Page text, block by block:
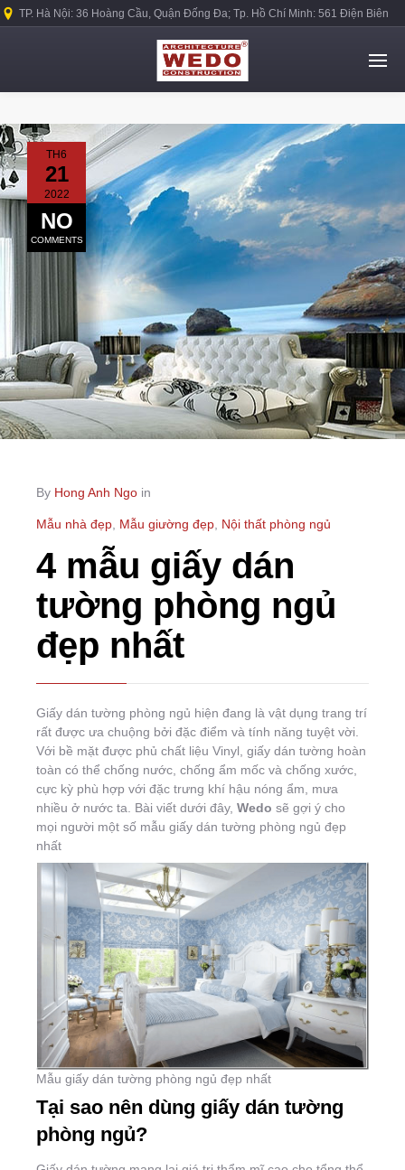
TP. Hà Nội: 36 Hoàng Cầu, Quận Đống Đa; Tp. Hồ Chí Minh: 561 Điện Biên
TH6
21
2022
NO
COMMENTS
By Hong Anh Ngo in
Mẫu nhà đẹp, Mẫu giường đẹp, Nội thất phòng ngủ
4 mẫu giấy dán
tường phòng ngủ
đẹp nhất
Giấy dán tường phòng ngủ hiện đang là vật dụng trang trí
rất được ưa chuộng bởi đặc điểm và tính năng tuyệt vời.
Với bề mặt được phủ chất liệu Vinyl, giấy dán tường hoàn
toàn có thể chống nước, chống ẩm mốc và chống xước,
cực kỳ phù hợp với đặc trưng khí hậu nóng ẩm, mưa
nhiều ở nước ta. Bài viết dưới đây, Wedo sẽ gợi ý cho
mọi người một số mẫu giấy dán tường phòng ngủ đẹp
nhất
Mẫu giấy dán tường phòng ngủ đẹp nhất
Tại sao nên dùng giấy dán tường
phòng ngủ?